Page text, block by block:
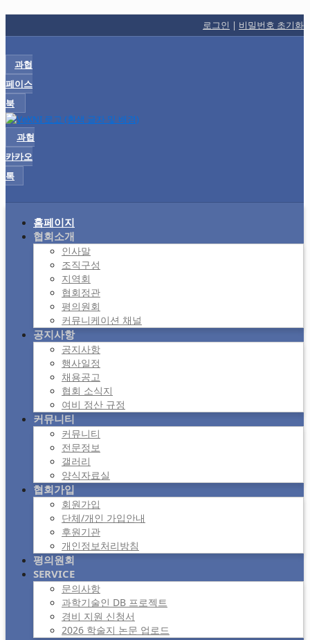
로그인 | 비밀번호 초기화
과협
페이스
북
과협
카카오
톡
홈페이지
협회소개
인사말
조직구성
지역회
협회정관
평의원회
커뮤니케이션 채널
공지사항
공지사항
행사일정
채용공고
협회 소식지
여비 정산 규정
커뮤니티
커뮤니티
전문정보
갤러리
양식자료실
협회가입
회원가입
단체/개인 가입안내
후원기관
개인정보처리방침
평의원회
SERVICE
문의사항
과학기술인 DB 프로젝트
경비 지원 신청서
2026 학술지 논문 업로드